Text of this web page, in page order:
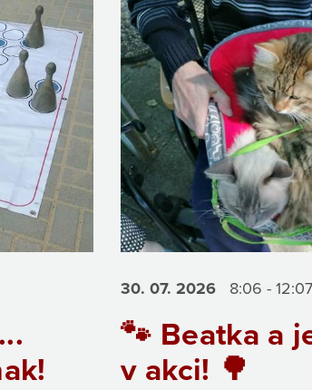
30. 07.2026 8:06 - 12:07
🐾 Beatka a
v akci! 🌳